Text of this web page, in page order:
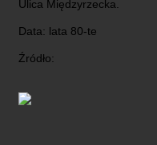
Ulica Międzyrzecka.
Data: lata 80-te
Źródło: